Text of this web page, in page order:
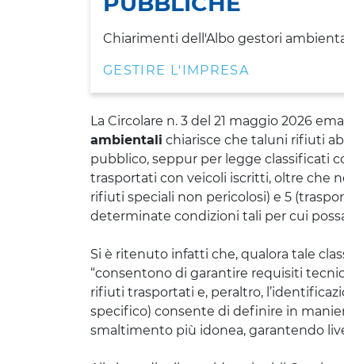
Chiarimenti dell'Albo gestori
GESTIRE L'IMPRESA
La Circolare n. 3 del 21 maggio 2026
ambientali chiarisce che taluni rifiuti
pubblico, seppur per legge classificati
trasportati con veicoli iscritti, oltre che
rifiuti speciali non pericolosi) e 5
determinate condizioni tali per cui
Si è ritenuto infatti che, qualora tale
“consentono di garantire requisiti
rifiuti trasportati e, peraltro,
specifico) consente di definire in
smaltimento più idonea, garantendo